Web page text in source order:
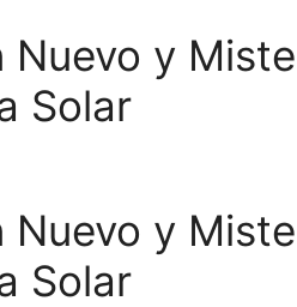
Nuevo y
Solar
Nuevo y
Solar